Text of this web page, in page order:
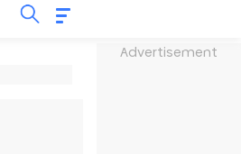
Advertisement
TAUSYIAH